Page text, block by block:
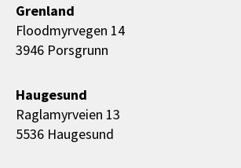
Grenland
Floodmyrvegen 14
3946 Porsgrunn
Haugesund
Raglamyrveien 13
5536 Haugesund